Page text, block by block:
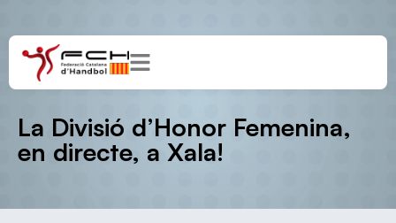
La Divisió d’Honor Femenina,
en directe, a Xala!